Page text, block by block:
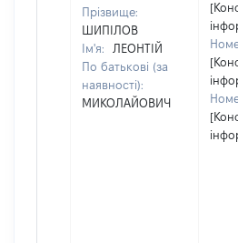
Прізвище:
ШИПІЛОВ
Ім'я:
ЛЕОНТІЙ
По батькові (за
наявності):
МИКОЛАЙОВИЧ